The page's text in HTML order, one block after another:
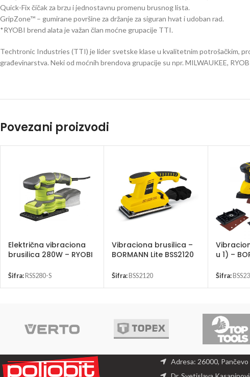
Quick-Fix čičak za brzu i jednostavnu promenu brusnog lista.
GripZone™ – gumirane površine za držanje za siguran hvat i udoban rad.
*RYOBI brend alata je važan član moćne grupacije TTI.
Techtronic Industries (TTI) je lider svetske klase u kvalitetnim potrošačkim,
građevinarstva. Neki od moćnih brendova grupacije su npr. MILWAUKEE,
Povezani proizvodi
Električna vibraciona
brusilica 280W – RYOBI
Šifra: RSS280-S
Vibraciona brusilica –
BORMANN Lite BSS2120
Šifra: BSS2120
u 1) –
Šifra:
Adresa: 26000, Pančevo